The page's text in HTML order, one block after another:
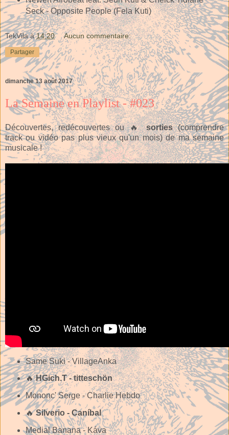
Seck - Opposite People (Fela Kuti)
TekVila à14:20 Aucun commentaire:
Partager
dimanche 13 août 2017
La Semaine en Playlist - #023
Découvertes, redécouvertes ou 🔥sorties(comprendre
track ou vidéo pas plus vieux qu'un mois) de ma semaine
musicale !
Same Suki - VillageAnka
🔥HGich.T - titteschön
Mononc' Serge - Charlie Hebdo
🔥Silverio - Caníbal
Medial Banana - Káva